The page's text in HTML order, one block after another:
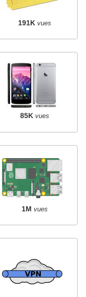
191K vues
85K vues
1M vues